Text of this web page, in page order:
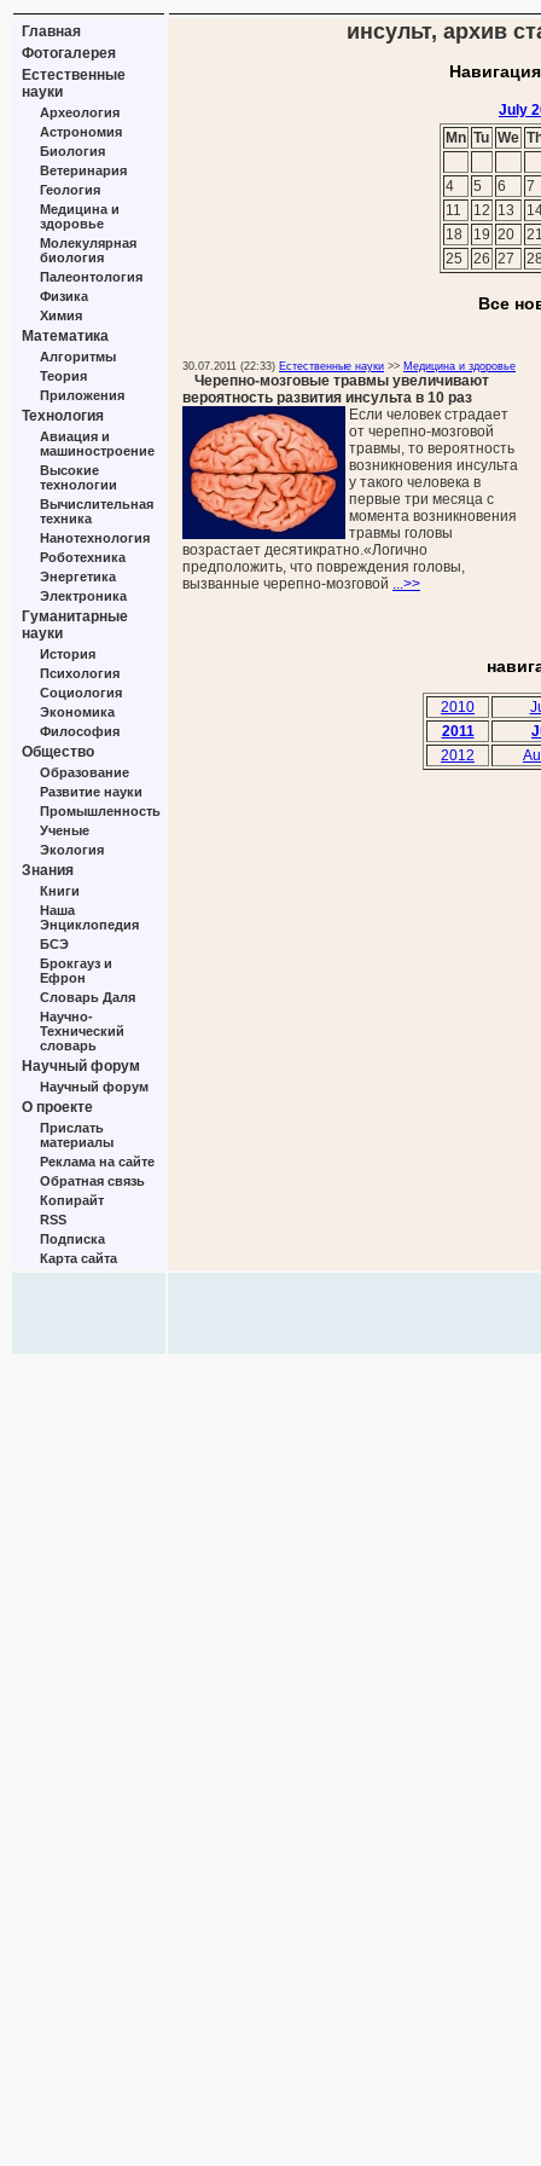
Главная
Фотогалерея
Естественные
науки
Археология
Астрономия
Биология
Ветеринария
Геология
Медицина и
здоровье
Молекулярная
биология
Палеонтология
Физика
Химия
Математика
Алгоритмы
Теория
Приложения
Технология
Авиация и
машиностроение
Высокие
технологии
Вычислительная
техника
Нанотехнология
Роботехника
Энергетика
Электроника
Гуманитарные
науки
История
Психология
Социология
Экономика
Философия
Общество
Образование
Развитие науки
Промышленность
Ученые
Экология
Знания
Книги
Наша
Энциклопедия
БСЭ
Брокгауз и
Ефрон
Словарь Даля
Научно-
Технический
словарь
Научный форум
Научный форум
О проекте
Прислать
материалы
Реклама на сайте
Обратная связь
Копирайт
RSS
Подписка
Карта сайта
инсульт, архив
July
Mn Tu We
4 5 6
7
11
12 13
18
19 20
25
26 27
Все
30.07.2011 (22:33) Естественные науки >> Медицина и здоровье
Черепно-мозговые травмы увеличивают
вероятность развития инсульта в 10 раз
Если человек страдает
от черепно-мозговой
травмы, то вероятность
возникновения инсульта
у такого человека в
первые три месяца с
момента возникновения
травмы головы
возрастает десятикратно.«Логично
предположить, что повреждения головы,
вызванные черепно-мозговой ...>>
2010
2011
2012